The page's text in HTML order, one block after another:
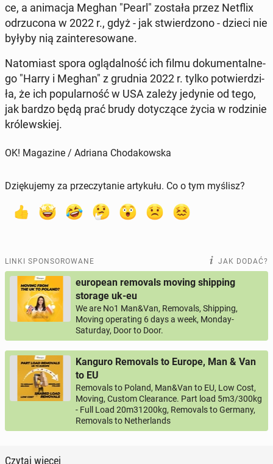
ce, a ani­ma­cja Meghan "Pearl" została przez Netflix
od­rzu­co­na w 2022 r., gdyż - jak stwier­dzo­no - dzieci nie
byłyby nią za­in­te­re­so­wa­ne.
Na­to­miast spora oglą­dal­ność ich filmu do­ku­men­tal­ne­
go "Harry i Meghan" z grudnia 2022 r. tylko po­twier­dzi­
ła, że ich po­pu­lar­ność w USA zależy jedynie od tego,
jak bardzo będą prać brudy do­ty­czą­ce życia w ro­dzi­nie
kró­lew­skiej.
OK! Magazine / Adriana Chodakowska
Dziękujemy za przeczytanie artykułu. Co o tym myślisz?
LINKI SPONSOROWANE JAK DODAĆ?
european removals moving shipping
storage uk-eu
We are No1 Man&Van, Removals, Shipping,
Moving operating 6 days a week, Monday-
Saturday, Door to Door.
Kanguro Removals to Europe, Man & Van
to EU
Removals to Poland, Man&Van to EU, Low Cost,
Moving, Custom Clearance. Part load 5m3/300kg
- Full Load 20m31200kg, Removals to Germany,
Removals to Netherlands
Czytaj więcej